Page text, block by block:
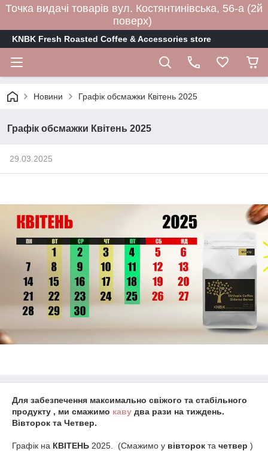
Точка видачі товарів вул. Костянтинівська, 56-а (2й
поверх)
KNBK Fresh Roasted Coffee & Accessories store
Новини Графік обсмажки Квітень 2025
Графік обсмажки Квітень 2025
29.03.2025
Для забезпечення максимально свіжого та стабільного
продукту , ми смажимо каву два рази на тиждень.
Вівторок та Четвер.
Графік на КВІТЕНЬ 2025. (Смажимо у вівторок та четвер )